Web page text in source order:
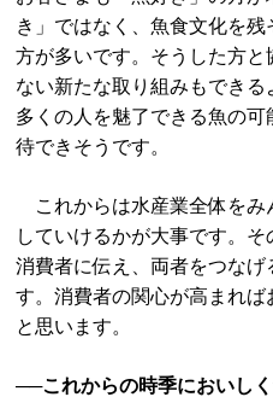
き」ではなく、魚食文化を
方が多いです。そうした方
ない新たな取り組みもでき
多くの人を魅了できる魚の
待できそうです。
これからは水産業全体をみ
していけるかが大事です。
消費者に伝え、両者をつな
す。消費者の関心が高まれ
と思います。
──これからの時季においし